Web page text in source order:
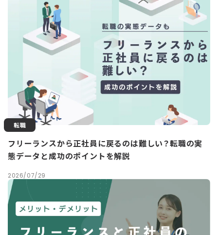
転職
フリーランスから正社員に戻るのは難しい？転職の実
態データと成功のポイントを解説
2026/07/29